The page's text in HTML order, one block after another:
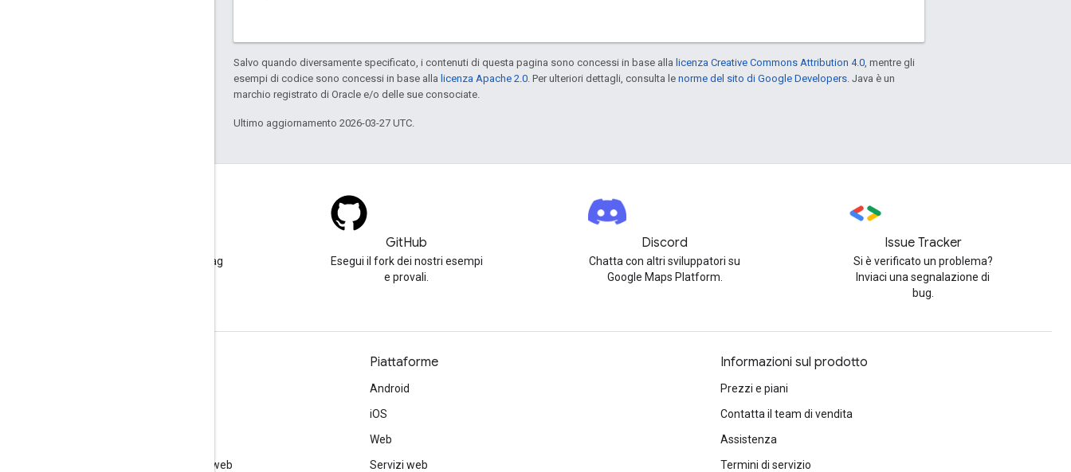
Salvo quando diversamente specificato, i contenuti di questa pagina sono concessi in base alla licenza Creative Commons Attribution 4.0 , mentre gli
esempi di codice sono concessi in base alla licenza Apache 2.0 . Per ulteriori dettagli, consulta le norme del sito di Google Developers . Java è un
marchio registrato di Oracle e/o delle sue consociate.
Ultimo aggiornamento 2026-03-27 UTC.
Poni una domanda sotto il tag
GitHub
Esegui il fork dei nostri esempi
e provali.
Discord
Chatta con altri sviluppatori su
Google Maps Platform.
Issue Tracker
Si è verificato un problema?
Inviaci una segnalazione di
bug.
Ottimizzazione dell'utilizzo dei servizi web
Piattaforme
Android
iOS
Web
Servizi web
Informazioni sul prodotto
Prezzi e piani
Contatta il team di vendita
Assistenza
Termini di servizio